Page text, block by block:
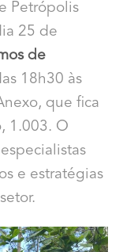
Petrópolis
25 de
de
18h30 às
que fica
1.003. O
e estratégias